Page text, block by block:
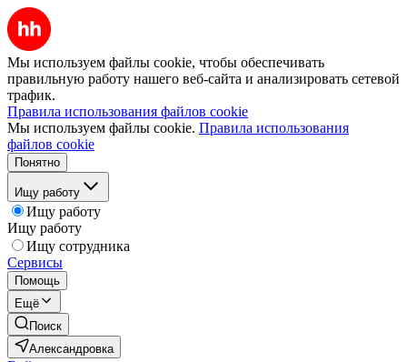
Мы используем файлы cookie, чтобы обеспечивать
правильную работу нашего веб-сайта и анализировать сетевой
трафик.
Правила использования файлов cookie
Мы используем файлы cookie. Правила использования
файлов cookie
Понятно
Ищу работу
Ищу работу
Ищу работу
Ищу сотрудника
Сервисы
Помощь
Ещё
Поиск
Александровка